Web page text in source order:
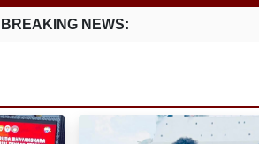
BREAKING NEWS: